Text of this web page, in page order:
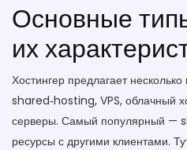
Основные
их
Хостингер предлагает
shared‑hosting, VPS, облачный
серверы. Самый популярный —
ресурсы с другими клиентами.